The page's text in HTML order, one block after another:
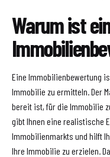
Warum ist
Eine Immobilienbewertung
Immobilie zu ermitteln. Der
bereit ist, für die Immobilie
gibt Ihnen eine realistische
Immobilienmarkts und hilft
Ihre Immobilie zu erzielen.